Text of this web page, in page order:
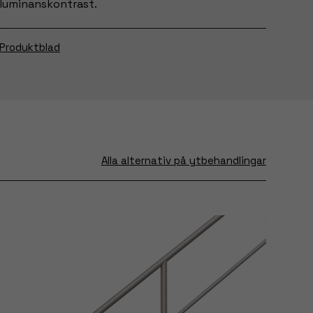
luminanskontrast.
Produktblad
Alla alternativ på ytbehandlingar